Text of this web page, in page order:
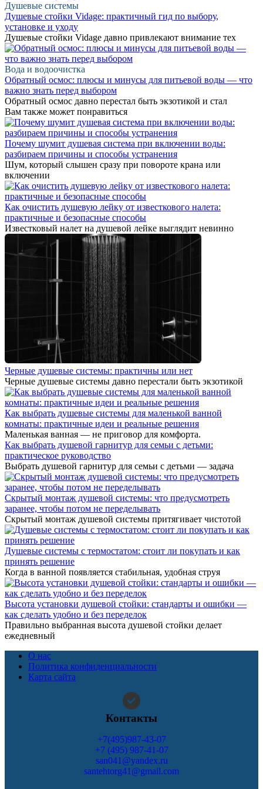
Душевые системы
Душевые стойки Vidage: практичный гид по выбору,
установке и уходу
Душевые стойки Vidage давно привлекают внимание тех
Вода и водоочистка
Обратный осмос: плюсы и минусы для питьевой воды — что
важно знать перед выбором
Обратный осмос давно перестал быть экзотикой и стал
Вам также может понравиться
Почему шумит душевая система при включении воды:
разбираем причины и способы устранения
Шум, который слышен сразу при повороте крана или
включении
Как очистить душевую лейку от известкового налета:
практичные и безопасные способы
Известковый налет на душевой лейке выглядит невинно
Черные душевые системы: практичны или нет
Черные душевые системы давно перестали быть экзотикой
Как выбрать душевые системы для маленькой ванной
комнаты: практичные идеи и реальные решения
Маленькая ванная — не приговор для комфорта.
Как выбрать душевой гарнитур для семьи с детьми:
практическое руководство
Выбрать душевой гарнитур для семьи с детьми — задача
Скрытый монтаж душевой системы: что предусмотреть
заранее, чтобы потом не переделывать
Скрытый монтаж душевой системы притягивает чистотой
Душевые системы с термостатом: стоит ли покупать и как
принять решение
Когда в ванной появляется стабильная, удобная струя
Высота установки душевой стойки: стандарты и ошибки —
как сделать удобно и без переделок
Правильно выбранная высота душевой стойки делает
ежедневный
О нас
Политика конфиденциальности
Карта сайта
Контакты
+7(495)987-43-07
+7 (495) 987-41-07
san041@yandex.ru
santehtorg41@gmail.com